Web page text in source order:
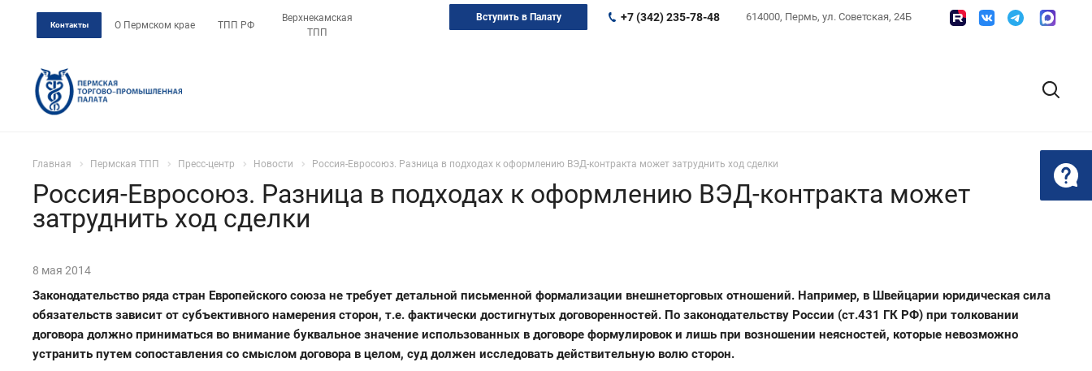
Контакты О Пермском крае ТПП РФ
Верхнекамская
ТПП
614000, Пермь, ул. Советская, 24Б
+7 (342) 235-78-48
Вступить в Палату
Главная Пермская ТПП Пресс-центр Новости Россия-Евросоюз. Разница в подходах к оформлению ВЭД-контракта может затруднить ход сделки
Россия-Евросоюз. Разница в подходах к оформлению ВЭД-контракта может
затруднить ход сделки
8 мая 2014
Законодательство ряда стран Европейского союза не требует детальной письменной формализации внешнеторговых отношений. Например, в Швейцарии юридическая сила
обязательств зависит от субъективного намерения сторон, т.е. фактически достигнутых договоренностей. По законодательству России (ст.431 ГК РФ) при толковании
договора должно приниматься во внимание буквальное значение использованных в договоре формулировок и лишь при возношении неясностей, которые невозможно
устранить путем сопоставления со смыслом договора в целом, суд должен исследовать действительную волю сторон.